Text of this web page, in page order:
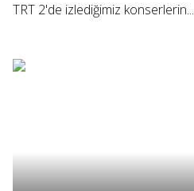
TRT 2'de izlediğimiz konserlerin...